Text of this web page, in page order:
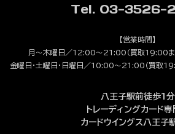
Tel. 03-3526-
【営業時間】
月～木曜日／12:00～21:00（買取19:00
金曜日・土曜日・日曜日／10:00～21:00（買取
八王子駅前徒歩1分
トレーディングカード
カードウイングス八王子